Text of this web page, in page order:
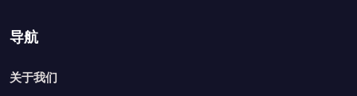
导航
关于我们